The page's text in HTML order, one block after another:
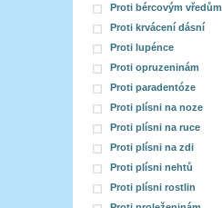
Proti bércovým vředům
Proti krvácení dásní
Proti lupénce
Proti opruzeninám
Proti paradentóze
Proti plísni na noze
Proti plísni na ruce
Proti plísni na zdi
Proti plísni nehtů
Proti plísni rostlin